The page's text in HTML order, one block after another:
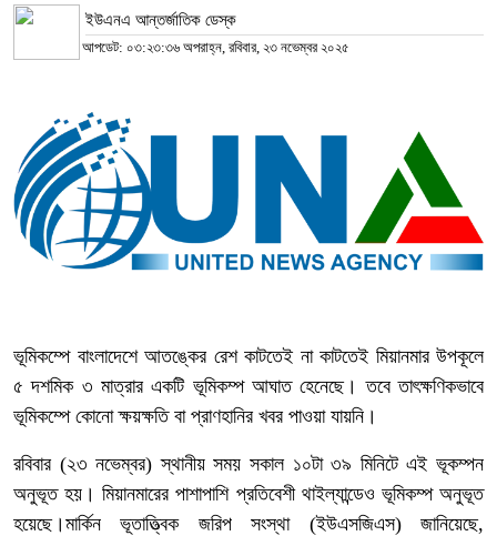
ইউএনএ আন্তর্জাতিক ডেস্ক
আপডেট: ০৩:২৩:৩৬ অপরাহ্ন, রবিবার, ২৩ নভেম্বর ২০২৫
ভূমিকম্পে বাংলাদেশে আতঙ্কের রেশ কাটতেই না কাটতেই মিয়ানমার উপকূলে
৫ দশমিক ৩ মাত্রার একটি ভূমিকম্প আঘাত হেনেছে। তবে তাৎক্ষণিকভাবে
ভূমিকম্পে কোনো ক্ষয়ক্ষতি বা প্রাণহানির খবর পাওয়া যায়নি।
রবিবার (২৩ নভেম্বর) স্থানীয় সময় সকাল ১০টা ৩৯ মিনিটে এই ভূকম্পন
অনুভূত হয়। মিয়ানমারের পাশাপাশি প্রতিবেশী থাইল্যান্ডেও ভূমিকম্প অনুভূত
হয়েছে।মার্কিন ভূতাত্ত্বিক জরিপ সংস্থা (ইউএসজিএস) জানিয়েছে,